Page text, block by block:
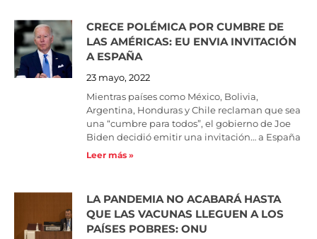
CRECE POLÉMICA POR CUMBRE DE
LAS AMÉRICAS: EU ENVIA INVITACIÓN
A ESPAÑA
23 mayo, 2022
Mientras países como México, Bolivia,
Argentina, Honduras y Chile reclaman que sea
una “cumbre para todos”, el gobierno de Joe
Biden decidió emitir una invitación… a España
Leer más »
LA PANDEMIA NO ACABARÁ HASTA
QUE LAS VACUNAS LLEGUEN A LOS
PAÍSES POBRES: ONU